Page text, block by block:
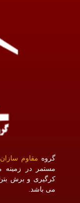
گروه مقاوم
مستمر در زمینه
کرگیری و برش
می باشد.